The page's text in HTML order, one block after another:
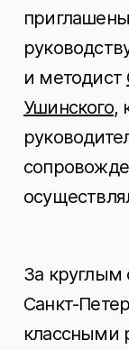
и методист
Ушинского,
За круглым
Санкт-
классными